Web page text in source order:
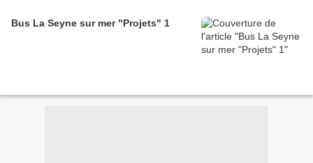
Bus La Seyne sur mer "Projets" 1